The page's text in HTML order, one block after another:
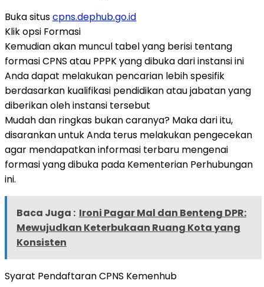
Buka situscpns.dephub.go.id
Klik opsi Formasi
Kemudian akan muncul tabel yang berisi tentang
formasi CPNS atau PPPK yang dibuka dari instansi ini
Anda dapat melakukan pencarian lebih spesifik
berdasarkan kualifikasi pendidikan atau jabatan yang
diberikan oleh instansi tersebut
Mudah dan ringkas bukan caranya? Maka dari itu,
disarankan untuk Anda terus melakukan pengecekan
agar mendapatkan informasi terbaru mengenai
formasi yang dibuka pada Kementerian Perhubungan
ini.
Baca Juga : Ironi Pagar Mal dan Benteng DPR:
Mewujudkan Keterbukaan Ruang Kota yang
Konsisten
Syarat Pendaftaran CPNS Kemenhub